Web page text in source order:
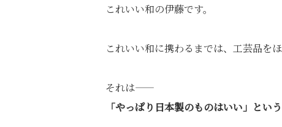
これいい和の伊藤です。
これいい和に携わるまでは、工芸品を
それは――
「やっぱり日本製のものはいい」という